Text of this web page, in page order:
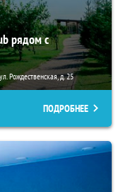
рядом с
Рождественская, д. 25
ПОДРОБНЕЕ